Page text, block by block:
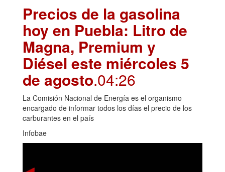
Precios de la gasolina
hoy en Puebla: Litro de
Magna, Premium y
Diésel este miércoles 5
de agosto.04:26
La Comisión Nacional de Energía es el organismo
encargado de informar todos los días el precio de los
carburantes en el país
Infobae